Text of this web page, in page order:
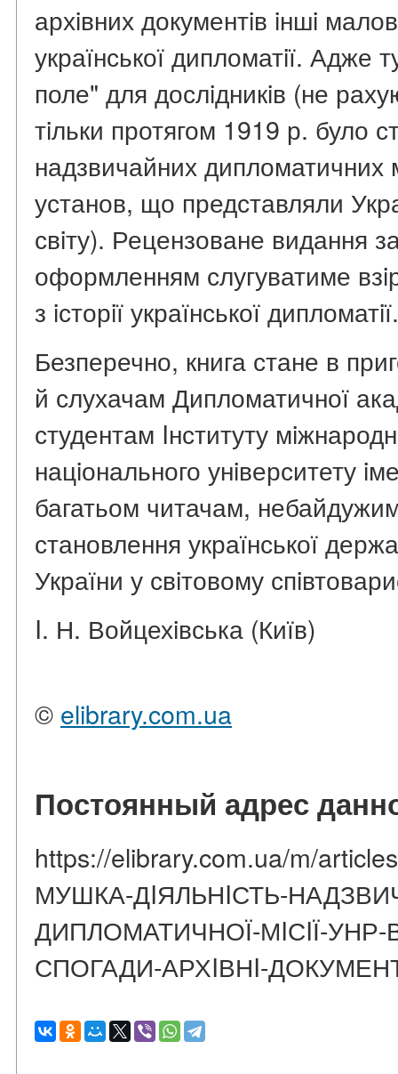
архiвних документiв iншi
української дипломатiї. Адже
поле" для дослiдникiв (не
тiльки протягом 1919 р. було
надзвичайних дипломатичних
установ, що представляли
свiту). Рецензоване видання
оформленням слугуватиме
з iсторiї української дипломатiї.
Безперечно, книга стане в
й слухачам Дипломатичної
студентам Iнституту
нацiонального унiверситету
багатьом читачам,
становлення української
України у свiтовому
I. Н. Войцехiвська (Київ)
© elibrary.com.ua
Постоянный адрес
https://elibrary.com.ua/m/
МУШКА-ДIЯЛЬНIСТЬ-
ДИПЛОМАТИЧНОЇ-МIСIЇ-
СПОГАДИ-АРХIВНI-